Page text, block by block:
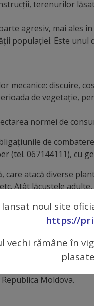
terenurilor
agresiv, mai ales
populaţiei. Este
mecanice: discuire,
de vegetaţie,
normei de
de
067144111), cu
care atacă diverse
Atât lăcustele
de tulpini.
naționale și
câmpuri agricole.
recomandă utilizarea
active:
Moldova.
noul site
https://
vechi rămâne în